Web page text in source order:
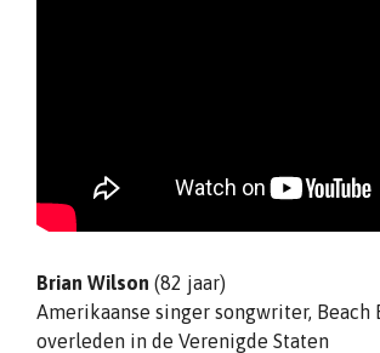
Brian Wilson (82 jaar)
Amerikaanse singer songwriter, Beach
overleden in de Verenigde Staten